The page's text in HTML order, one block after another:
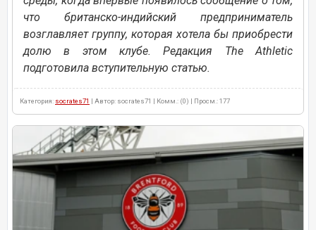
что британско-индийский предприниматель
возглавляет группу, которая хотела бы приобрести
долю в этом клубе. Редакция The Athletic
подготовила вступительную статью.
Категория: socrates71 | Автор: socrates71 | Комм.: (0) | Просм.: 177